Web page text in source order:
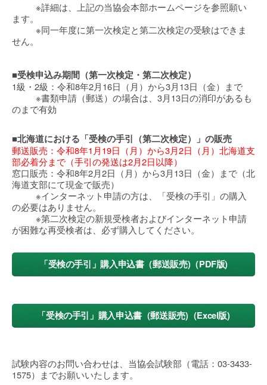
※詳細は、上記の当協会本部ホームページを参照願い
ます。
※同一年度に第一次検定と第二次検定の受験はできま
せん。
■受検申込み期間（第一次検定・第二次検定）
1級・2級：令和8年2月16日（月）から3月13日（金）まで
※書類申請（郵送）の場合は、3月13日の消印があるも
のまで有効
■北海道における「受検の手引（第二次検定）」の販売
郵送販売：令和8年1月19日（月）から3月2日（月）北海道支
部必着分まで（手引の発送は2月2日以降）
窓口販売：令和8年2月2日（月）から3月13日（金）まで（北
海道支部にて現金で販売）
※インターネット申請の方は、「受検の手引」の購入
の必要はありません。
※第二次検定の新規受検者およびインターネット申請
が困難な再受検者は、必ず購入してください。
「受検の手引」購入申込書（郵送販売)（PDF版)
「受検の手引」購入申込書（郵送販売)（Excel版)
試験内容のお問い合わせは、当協会試験部（電話：03-3433-
1575）までお願いいたします。